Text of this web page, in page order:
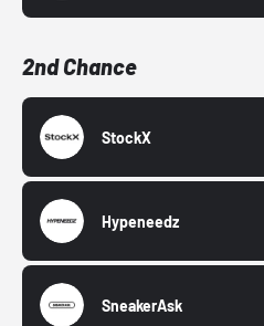
2nd Chance
StockX
Hypeneedz
SneakerAsk